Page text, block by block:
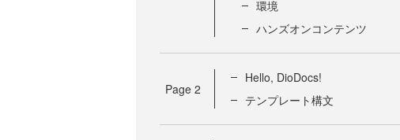
環境
ハンズオンコンテンツ
Page 2
Hello, DioDocs!
テンプレート構文